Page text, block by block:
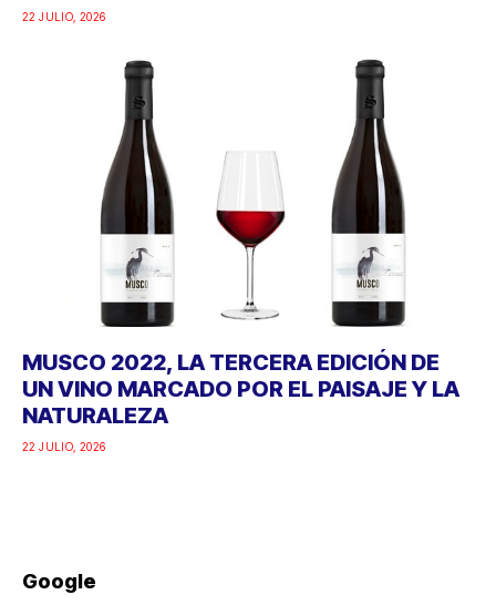
22 JULIO, 2026
MUSCO 2022, LA TERCERA EDICIÓN DE
UN VINO MARCADO POR EL PAISAJE Y LA
NATURALEZA
22 JULIO, 2026
Google